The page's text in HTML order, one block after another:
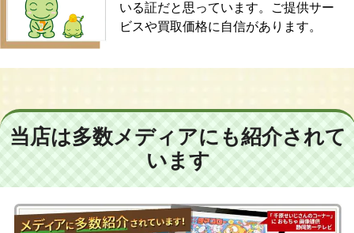
いる証だと思っています。ご提供サー
ビスや買取価格に自信があります。
当店は多数メディアにも紹介されて
います